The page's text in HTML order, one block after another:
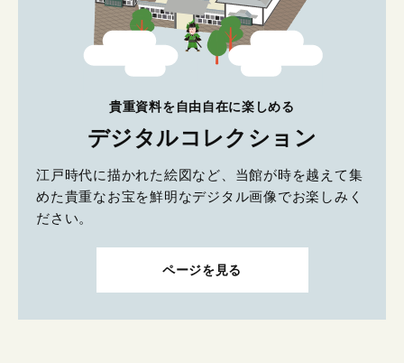
貴重資料を自由自在に楽しめる
デジタルコレクション
江戸時代に描かれた絵図など、当館が時を越えて集
めた貴重なお宝を鮮明なデジタル画像でお楽しみく
ださい。
ページを見る